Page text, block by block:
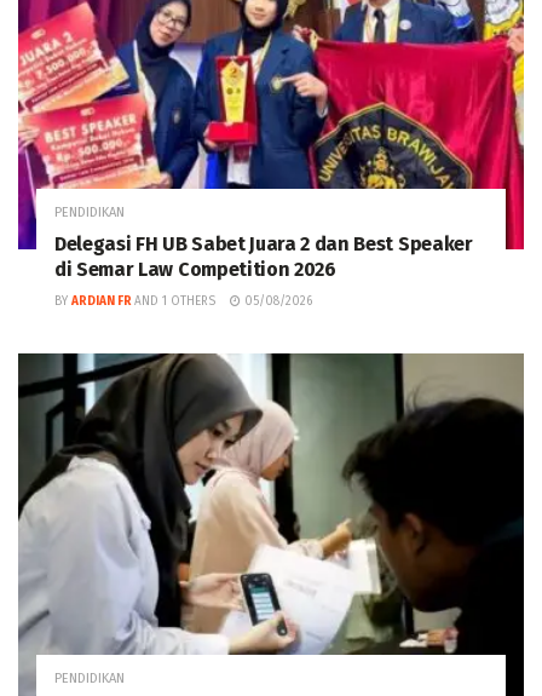
PENDIDIKAN
Delegasi FH UB Sabet Juara 2 dan Best Speaker
di Semar Law Competition 2026
BY ARDIAN FR AND 1 OTHERS 05/08/2026
PENDIDIKAN